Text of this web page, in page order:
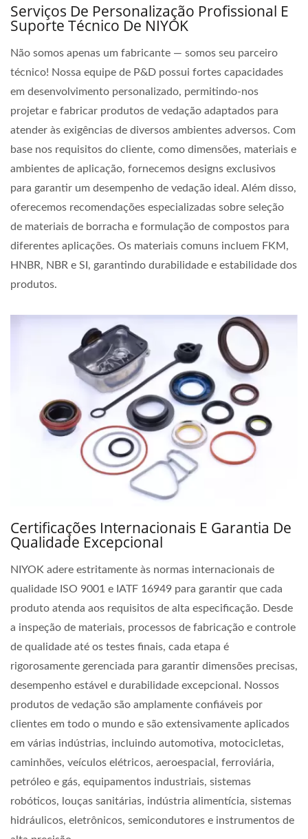
Serviços De Personalização Profissional E
Suporte Técnico De NIYOK
Não somos apenas um fabricante — somos seu parceiro
técnico! Nossa equipe de P&D possui fortes capacidades
em desenvolvimento personalizado, permitindo-nos
projetar e fabricar produtos de vedação adaptados para
atender às exigências de diversos ambientes adversos. Com
base nos requisitos do cliente, como dimensões, materiais e
ambientes de aplicação, fornecemos designs exclusivos
para garantir um desempenho de vedação ideal. Além disso,
oferecemos recomendações especializadas sobre seleção
de materiais de borracha e formulação de compostos para
diferentes aplicações. Os materiais comuns incluem FKM,
HNBR, NBR e SI, garantindo durabilidade e estabilidade dos
produtos.
Certificações Internacionais E Garantia De
Qualidade Excepcional
NIYOK adere estritamente às normas internacionais de
qualidade ISO 9001 e IATF 16949 para garantir que cada
produto atenda aos requisitos de alta especificação. Desde
a inspeção de materiais, processos de fabricação e controle
de qualidade até os testes finais, cada etapa é
rigorosamente gerenciada para garantir dimensões precisas,
desempenho estável e durabilidade excepcional. Nossos
produtos de vedação são amplamente confiáveis por
clientes em todo o mundo e são extensivamente aplicados
em várias indústrias, incluindo automotiva, motocicletas,
caminhões, veículos elétricos, aeroespacial, ferroviária,
petróleo e gás, equipamentos industriais, sistemas
robóticos, louças sanitárias, indústria alimentícia, sistemas
hidráulicos, eletrônicos, semicondutores e instrumentos de